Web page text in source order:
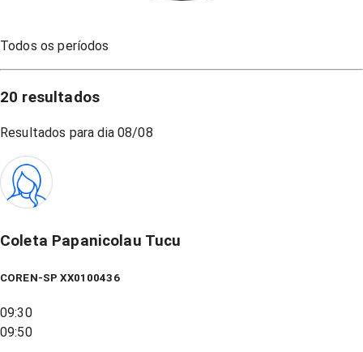
Todos os períodos
20 resultados
Resultados para dia08/08
Coleta Papanicolau Tucu
COREN-SP XX0100436
09:30
09:50